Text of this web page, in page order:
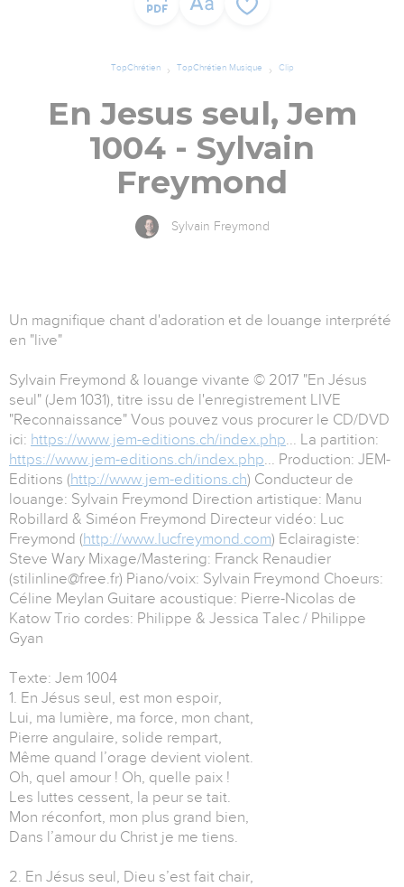
TopChrétien TopChrétien Musique Clip
En Jesus seul, Jem
1004 - Sylvain
Freymond
Sylvain Freymond
Un magnifique chant d'adoration et de louange interprété
en "live"
Sylvain Freymond & louange vivante © 2017 "En Jésus
seul" (Jem 1031), titre issu de l'enregistrement LIVE
"Reconnaissance" Vous pouvez vous procurer le CD/DVD
ici: https://www.jem-editions.ch/index.php... La partition:
https://www.jem-editions.ch/index.php... Production: JEM-
Editions (http://www.jem-editions.ch) Conducteur de
louange: Sylvain Freymond Direction artistique: Manu
Robillard & Siméon Freymond Directeur vidéo: Luc
Freymond (http://www.lucfreymond.com) Eclairagiste:
Steve Wary Mixage/Mastering: Franck Renaudier
(stilinline@free.fr) Piano/voix: Sylvain Freymond Choeurs:
Céline Meylan Guitare acoustique: Pierre-Nicolas de
Katow Trio cordes: Philippe & Jessica Talec / Philippe
Gyan
Texte: Jem 1004
1. En Jésus seul, est mon espoir,
Lui, ma lumière, ma force, mon chant,
Pierre angulaire, solide rempart,
Même quand l’orage devient violent.
Oh, quel amour ! Oh, quelle paix !
Les luttes cessent, la peur se tait.
Mon réconfort, mon plus grand bien,
Dans l’amour du Christ je me tiens.
2. En Jésus seul, Dieu s’est fait chair,